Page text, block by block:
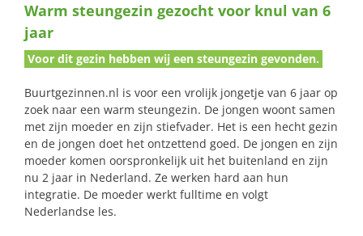
naar:
Warm steungezin gezocht voor knul van 6
jaar
Voor dit gezin hebben wij een steungezin gevonden.
Buurtgezinnen.nl is voor een vrolijk jongetje van 6 jaar op
zoek naar een warm steungezin. De jongen woont samen
met zijn moeder en zijn stiefvader. Het is een hecht gezin
en de jongen doet het ontzettend goed. De jongen en zijn
moeder komen oorspronkelijk uit het buitenland en zijn
nu 2 jaar in Nederland. Ze werken hard aan hun
integratie. De moeder werkt fulltime en volgt
Nederlandse les.